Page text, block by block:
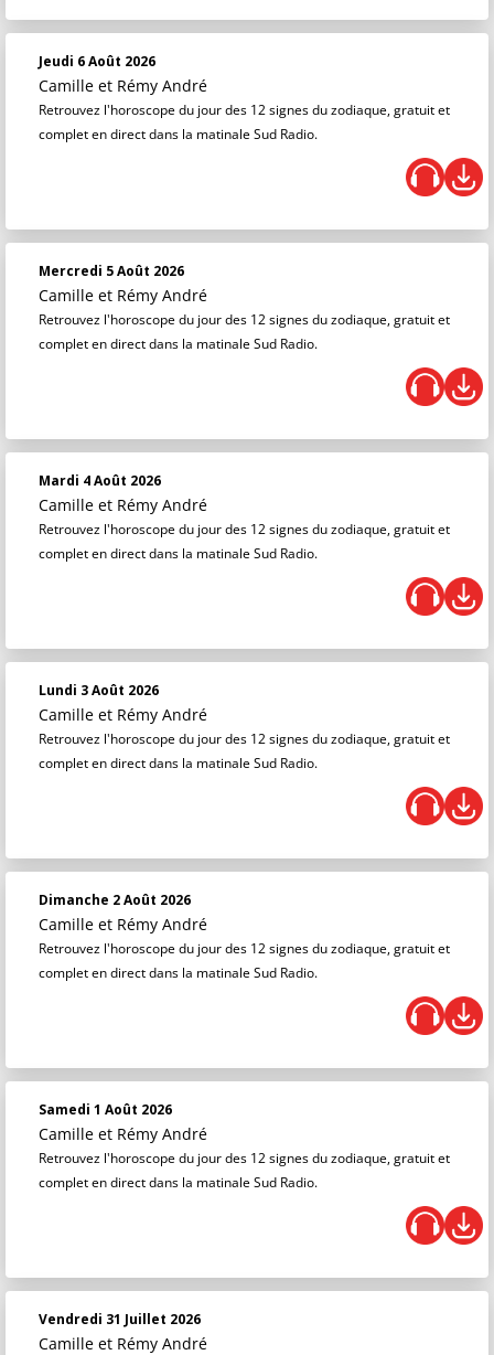
Jeudi 6 Août 2026
Camille et Rémy André
Retrouvez l'horoscope du jour des 12 signes du zodiaque, gratuit et
complet en direct dans la matinale Sud Radio.
Mercredi 5 Août 2026
Camille et Rémy André
Retrouvez l'horoscope du jour des 12 signes du zodiaque, gratuit et
complet en direct dans la matinale Sud Radio.
Mardi 4 Août 2026
Camille et Rémy André
Retrouvez l'horoscope du jour des 12 signes du zodiaque, gratuit et
complet en direct dans la matinale Sud Radio.
Lundi 3 Août 2026
Camille et Rémy André
Retrouvez l'horoscope du jour des 12 signes du zodiaque, gratuit et
complet en direct dans la matinale Sud Radio.
Dimanche 2 Août 2026
Camille et Rémy André
Retrouvez l'horoscope du jour des 12 signes du zodiaque, gratuit et
complet en direct dans la matinale Sud Radio.
Samedi 1 Août 2026
Camille et Rémy André
Retrouvez l'horoscope du jour des 12 signes du zodiaque, gratuit et
complet en direct dans la matinale Sud Radio.
Vendredi 31 Juillet 2026
Camille et Rémy André